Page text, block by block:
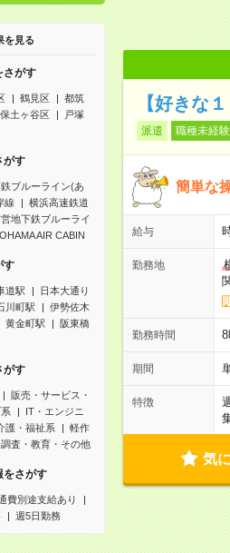
を見る
さがす
鶴見区
都筑
保土ヶ谷区
戸塚
がす
ブルーライン(あ
線
横浜高速鉄道
地下鉄ブルーライ
AIR CABIN
す
道駅
日本大通り
川町駅
伊勢佐木
黄金町駅
阪東橋
がす
販売・サービス・
IT・エンジニ
護・福祉系
軽作
調査・教育・その他
をさがす
費別途支給あり
週5日勤務
【好きな
派遣 職種未経
簡単な
給与
勤務地
勤務時間
期間
特徴
気